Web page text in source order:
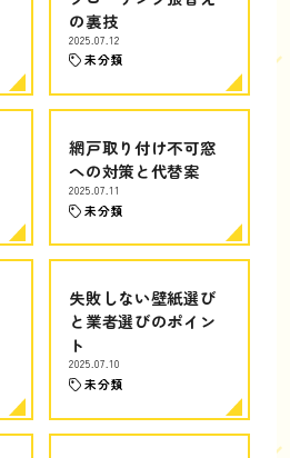
の裏技
2025.07.12
未分類
網戸取り付け不可窓
への対策と代替案
2025.07.11
未分類
失敗しない壁紙選び
と業者選びのポイン
ト
2025.07.10
未分類